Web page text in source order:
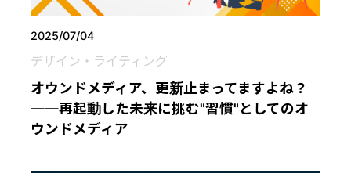
2025/07/04
デザイン・ライティング
オウンドメディア、更新止まってますよね？
──再起動した未来に挑む"習慣"としてのオ
ウンドメディア